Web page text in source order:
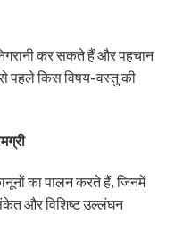
कर सकते हैं और पहचान
पहले किस विषय-वस्तु की
का पालन करते हैं, जिनमें
और विशिष्ट उल्लंघन